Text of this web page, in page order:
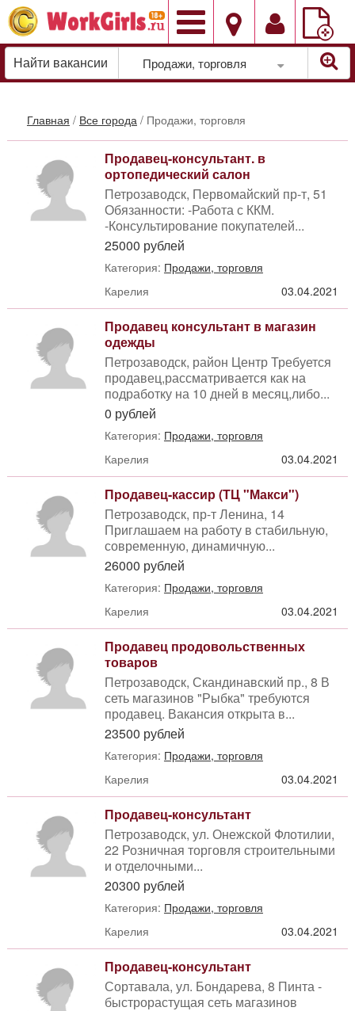
Добавить
вакансию
Продажи, торговля
Главная / Все города / Продажи, торговля
Продавец-консультант. в
ортопедический салон
Петрозаводск, Первомайский пр-т, 51
Обязанности: -Работа с ККМ.
-Консультирование покупателей...
25000 рублей
Категория: Продажи, торговля
Карелия
03.04.2021
Продавец консультант в магазин
одежды
Петрозаводск, район Центр Требуется
продавец,рассматривается как на
подработку на 10 дней в месяц,либо...
0 рублей
Категория: Продажи, торговля
Карелия
03.04.2021
Продавец-кассир (ТЦ "Макси")
Петрозаводск, пр-т Ленина, 14
Приглашаем на работу в стабильную,
современную, динамичную...
26000 рублей
Категория: Продажи, торговля
Карелия
03.04.2021
Продавец продовольственных
товаров
Петрозаводск, Скандинавский пр., 8 В
сеть магазинов "Рыбка" требуются
продавец. Вакансия открыта в...
23500 рублей
Категория: Продажи, торговля
Карелия
03.04.2021
Продавец-консультант
Петрозаводск, ул. Онежской Флотилии,
22 Розничная торговля строительными
и отделочными...
20300 рублей
Категория: Продажи, торговля
Карелия
03.04.2021
Продавец-консультант
Сортавала, ул. Бондарева, 8 Пинта -
быстрорастущая сеть магазинов